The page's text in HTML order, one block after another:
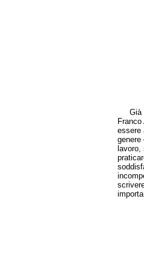
Già
essere
genere